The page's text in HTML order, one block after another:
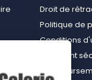
Droit de
Politique de
Conditions
Paiement